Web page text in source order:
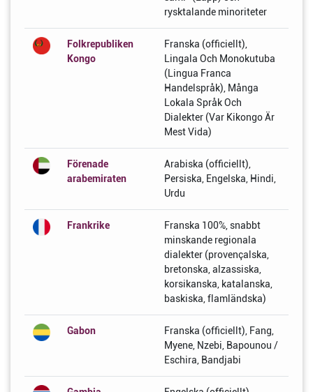
rysktalande minoriteter
Folkrepubliken
Kongo
Franska (officiellt),
Lingala Och Monokutuba
(Lingua Franca
Handelspråk), Många
Lokala Språk Och
Dialekter (Var Kikongo Är
Mest Vida)
Förenade
arabemiraten
Arabiska (officiellt),
Persiska, Engelska, Hindi,
Urdu
Frankrike
Franska 100%, snabbt
minskande regionala
dialekter (provençalska,
bretonska, alzassiska,
korsikanska, katalanska,
baskiska, flamländska)
Gabon
Franska (officiellt), Fang,
Myene, Nzebi, Bapounou /
Eschira, Bandjabi